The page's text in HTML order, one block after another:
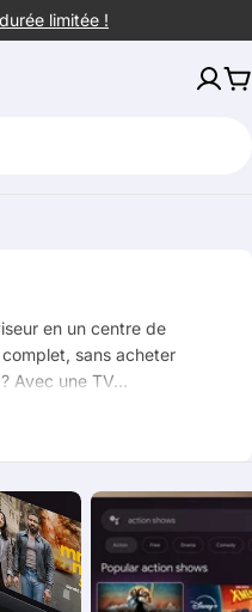
limitée !
en un centre de
sans acheter
Avec une TV…